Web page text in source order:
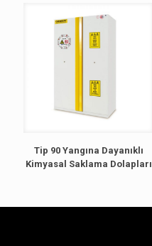
Tip 90 Yangına Dayanıklı
Kimyasal Saklama Dolapları